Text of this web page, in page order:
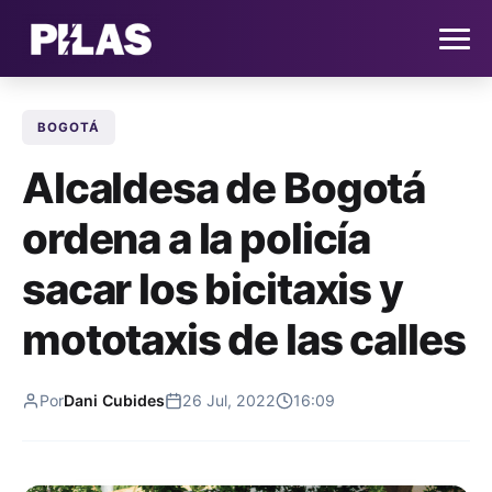
NOTICIAS
QUIÉNES SOMOS
CONTACTO
SUSCRÍBETE
BOGOTÁ
Alcaldesa de Bogotá
ordena a la policía
sacar los bicitaxis y
mototaxis de las calles
PorDani Cubides 26 Jul, 2022 16:09